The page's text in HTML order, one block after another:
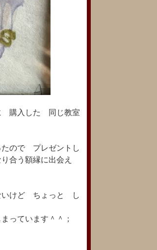
購入した 同じ教室
ので プレゼントし
合う額縁に出会え
けど ちょっと し
ています＾＾；